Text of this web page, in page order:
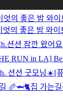
엇의 좋은 밤 와
엇의 좋은 밤 와
션션 잠깐 왔어요
RUN in LA]
션션 굿모닝☀️[
🥖🦈🐈집 가는